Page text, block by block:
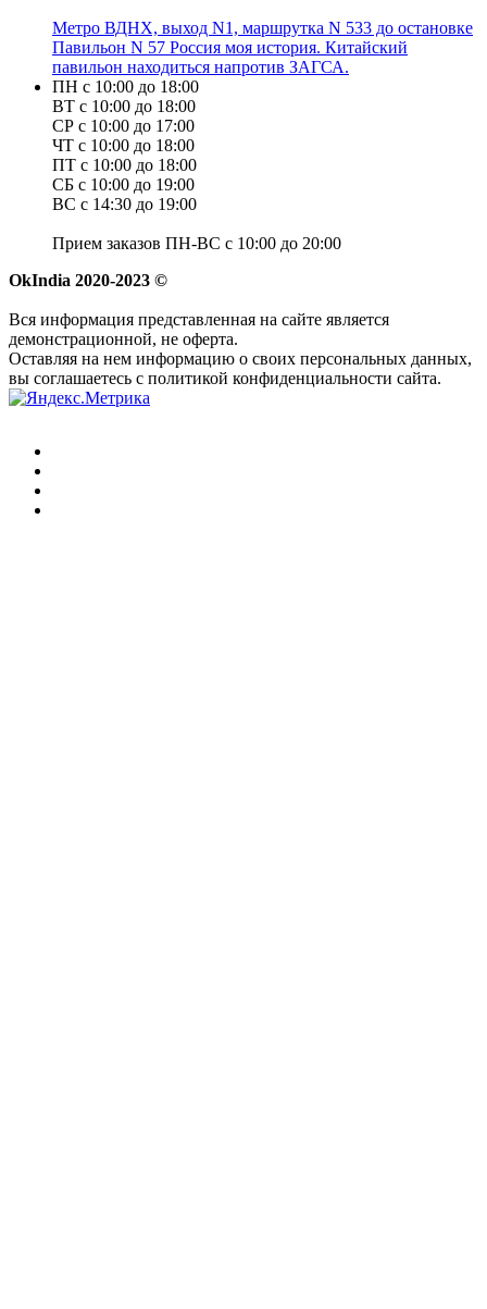
Метро ВДНХ, выход N1, маршрутка N 533 до остановке
Павильон N 57 Россия моя история. Китайский
павильон находиться напротив ЗАГСА.
ПН с 10:00 до 18:00
ВТ с 10:00 до 18:00
СР с 10:00 до 17:00
ЧТ с 10:00 до 18:00
ПТ с 10:00 до 18:00
СБ с 10:00 до 19:00
ВС с 14:30 до 19:00
Прием заказов ПН-ВС с 10:00 до 20:00
OkIndia 2020-2023 ©
Вся информация представленная на сайте является
демонстрационной, не оферта.
Оставляя на нем информацию о своих персональных данных,
вы соглашаетесь с политикой конфиденциальности сайта.